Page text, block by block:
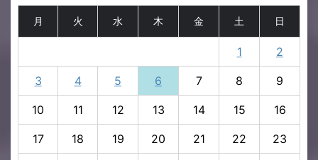
月 火 水 木 金 土 日
1 2
3 4 5 6 7 8 9
10 11 12 13 14 15 16
17 18 19 20 21 22 23